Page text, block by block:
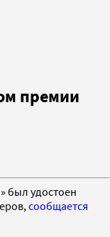
премии
был удостоен
сообщается